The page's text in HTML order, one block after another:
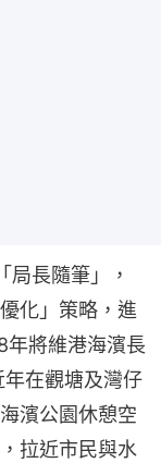
長隨筆」，
化」策略，進
將維港海濱長
在觀塘及灣仔
濱公園休憩空
拉近市民與水